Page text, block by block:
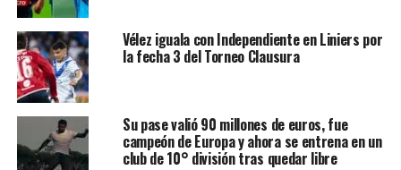
Vélez iguala con Independiente en Liniers por
la fecha 3 del Torneo Clausura
Su pase valió 90 millones de euros, fue
campeón de Europa y ahora se entrena en un
club de 10° división tras quedar libre